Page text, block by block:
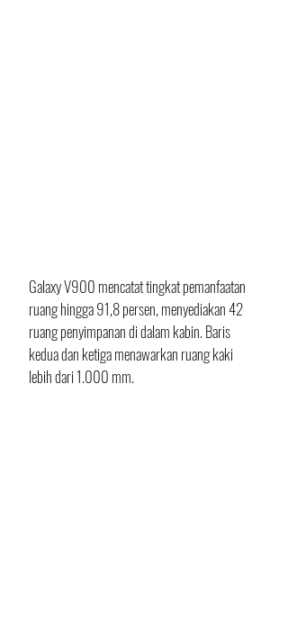
Galaxy V900 mencatat tingkat pemanfaatan
ruang hingga 91,8 persen, menyediakan 42
ruang penyimpanan di dalam kabin. Baris
kedua dan ketiga menawarkan ruang kaki
lebih dari 1.000 mm.